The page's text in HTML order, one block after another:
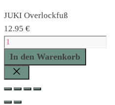
JUKI Overlockfuß
12.95 €
JUKI
Overlockfuß
Menge
In den Warenkorb
Schließen